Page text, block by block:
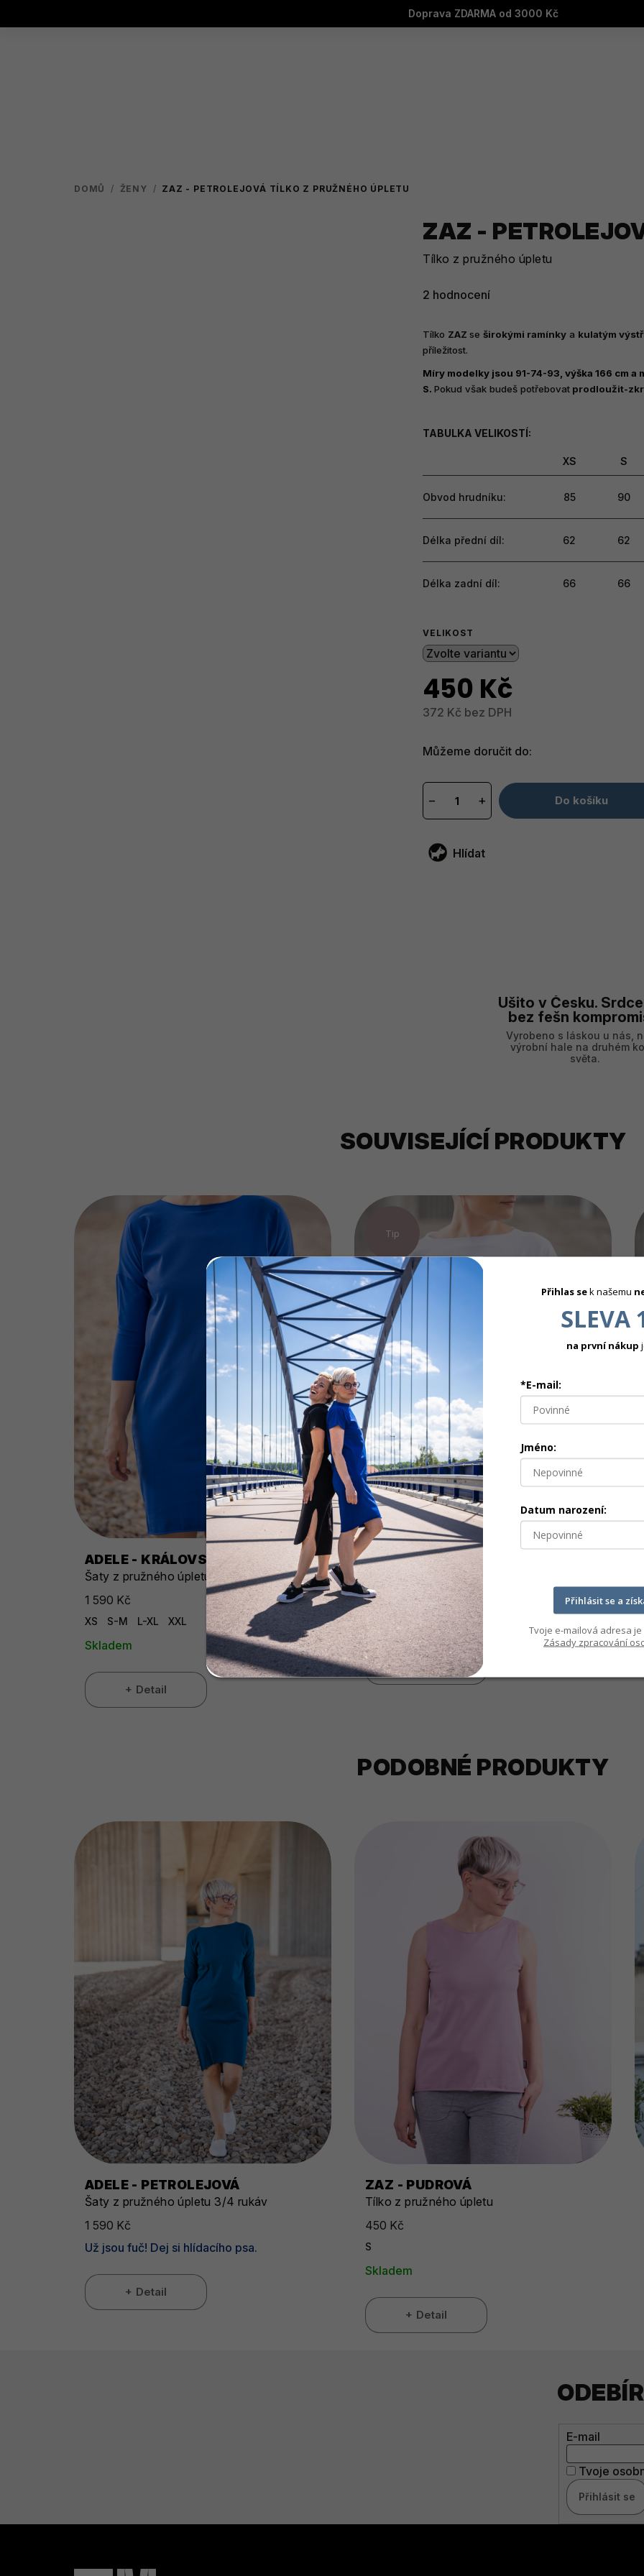
Doprava ZDARMA od 3000 Kč
DOMŮ / ŽENY / ZAZ - PETROLEJOVÁ TÍLKO Z PRUŽNÉHO ÚPLETU
ZAZ -
Tílko z pružného úpletu
Průměrné
je
5,0
z
5
2 hodnocení
Tílko ZAZseširokými ramínky a kulatým
příležitost.
Míry modelky jsou 91-74-93, výška 166 cm
S.Pokud však budeš potřebovat prodloužit-
TABULKA VELIKOSTÍ:
XS S
Obvod hrudníku: 85 90
Délka přední díl: 62 62
Délka zadní díl: 66 66
VELIKOST
450 Kč
372 Kč bez DPH
cena:
Můžeme doručit do:
+
− Do košíku
Hlídat
Ušito v Česku.
bez fešn
Vyrobeno s láskou u nás,
výrobní hale na druhém
světa.
SOUVISEJÍCÍ PRODUKTY
ADELE - KRÁLOVSKÁ MODRÁ
Šaty z pružného úpletu 3/4 rukáv
1 590 Kč
XS S-M L-XL XXL
Skladem
Detail
Tip
FAITH - BÍLÁ
Tunika z pružného úpletu kr. rukáv
850 Kč
Už je fuč! Dej si hlídacího psa.
Detail
PODOBNÉ PRODUKTY
ADELE - PETROLEJOVÁ
Šaty z pružného úpletu 3/4 rukáv
1 590 Kč
Už jsou fuč! Dej si hlídacího psa.
Detail
ZAZ - PUDROVÁ
Tílko z pružného úpletu
450 Kč
S
Skladem
Detail
E-mail
Tvoje
Přihlásit se
Přihlas sek našemu
SLEVA
na první nákup
*E-mail:
Jméno:
Datum narození:
Přihlásit se a
Tvoje e-mailová adresa
Zásady zpracování